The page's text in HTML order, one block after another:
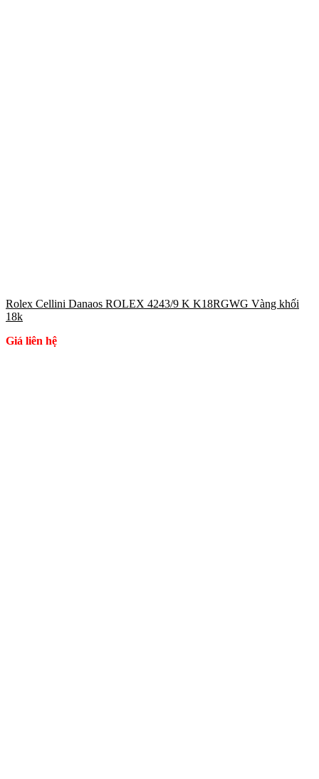
Rolex Cellini Danaos ROLEX 4243/9 K K18RGWG Vàng khối
18k
Giá liên hệ